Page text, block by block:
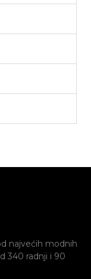
najvećih modnih
340 radnji i 90